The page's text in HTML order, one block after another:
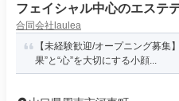
フェイシャル中心のエステ
合同会社laulea
【未経験歓迎/オープニング募
果”と“心”を大切にする小顔...